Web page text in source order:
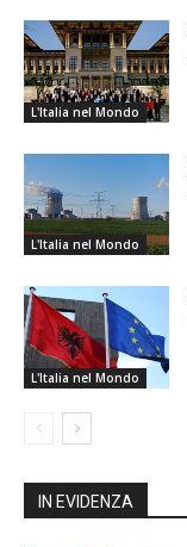
L'Italia nel Mondo
L'Italia nel Mondo
L'Italia nel Mondo
IN EVIDENZA